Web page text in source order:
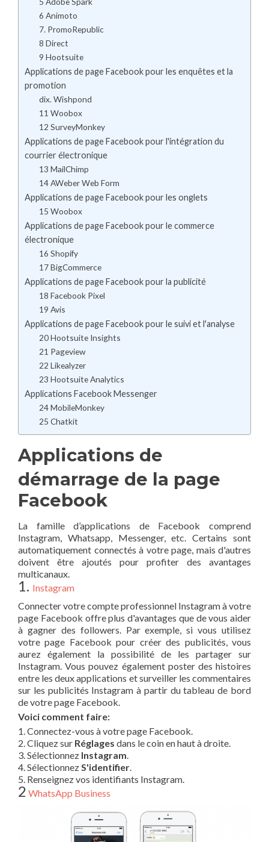
6 Animoto
7. PromoRepublic
8 Direct
9 Hootsuite
Applications de page Facebook pour les enquêtes et la
promotion
dix. Wishpond
11 Woobox
12 SurveyMonkey
Applications de page Facebook pour l'intégration du
courrier électronique
13 MailChimp
14 AWeber Web Form
Applications de page Facebook pour les onglets
15 Woobox
Applications de page Facebook pour le commerce
électronique
16 Shopify
17 BigCommerce
Applications de page Facebook pour la publicité
18 Facebook Pixel
19 Avis
Applications de page Facebook pour le suivi et l'analyse
20 Hootsuite Insights
21 Pageview
22 Likealyzer
23 Hootsuite Analytics
Applications Facebook Messenger
24 MobileMonkey
25 Chatkit
Applications de
démarrage de la page
Facebook
La famille d’applications de Facebook comprend
Instagram, Whatsapp, Messenger, etc. Certains sont
automatiquement connectés à votre page, mais d'autres
doivent être ajoutés pour profiter des avantages
multicanaux.
1. Instagram
Connecter votre compte professionnel Instagram à votre
page Facebook offre plus d'avantages que de vous aider
à gagner des followers. Par exemple, si vous utilisez
votre page Facebook pour créer des publicités, vous
aurez également la possibilité de les partager sur
Instagram. Vous pouvez également poster des histoires
entre les deux applications et surveiller les commentaires
sur les publicités Instagram à partir du tableau de bord
de votre page Facebook.
Voici comment faire:
1. Connectez-vous à votre page Facebook.
2. Cliquez sur Réglages dans le coin en haut à droite.
3. Sélectionnez Instagram.
4. SélectionnezS'identifier.
5. Renseignez vos identifiants Instagram.
2 WhatsApp Business